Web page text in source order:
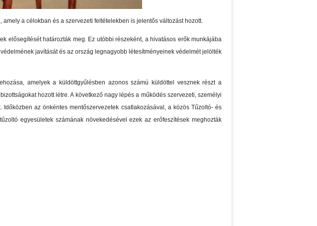
a célokban és a szervezeti feltételekben is jelentős változást hozott.
elősegítését határozták meg. Ez utóbbi részeként, a hivatásos erők munkájába
védelmének javítását és az ország legnagyobb létesítményeinek védelmét jelölték
amelyek a küldöttgyűlésben azonos számú küldöttel vesznek részt a
hozott létre. A következő nagy lépés a működés szervezeti, személyi
az önkéntes mentőszervezetek csatlakozásával, a közös Tűzoltó- és
egyesületek számának növekedésével ezek az erőfeszítések meghozták